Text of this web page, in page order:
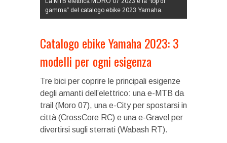
gamma” del catalogo ebike 2023 Yamaha.
Catalogo ebike Yamaha 2023: 3
modelli per ogni esigenza
Tre bici per coprire le principali esigenze
degli amanti dell’elettrico: una e-MTB da
trail (Moro 07), una e-City per spostarsi in
città (CrossCore RC) e una e-Gravel per
divertirsi sugli sterrati (Wabash RT).